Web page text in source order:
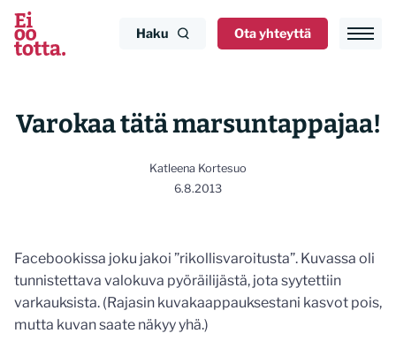
Siirry
sisältöön
Haku Ota yhteyttä
Varokaa tätä marsuntappajaa!
Katleena Kortesuo
6.8.2013
Facebookissa joku jakoi ”rikollisvaroitusta”. Kuvassa oli
tunnistettava valokuva pyöräilijästä, jota syytettiin
varkauksista. (Rajasin kuvakaappauksestani kasvot pois,
mutta kuvan saate näkyy yhä.)